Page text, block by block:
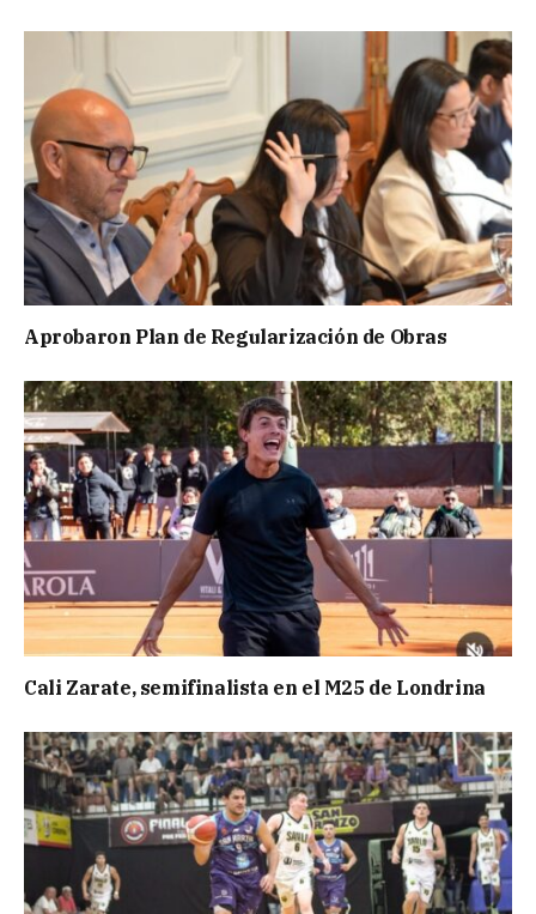
Aprobaron Plan de Regularización de Obras
Cali Zarate, semifinalista en el M25 de Londrina